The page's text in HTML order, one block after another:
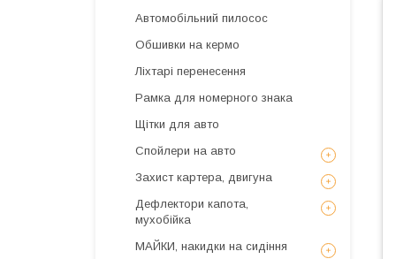
Автомобільний пилосос
Обшивки на кермо
Ліхтарі перенесення
Рамка для номерного знака
Щітки для авто
Спойлери на авто
Захист картера, двигуна
Дефлектори капота,
мухобійка
МАЙКИ, накидки на сидіння